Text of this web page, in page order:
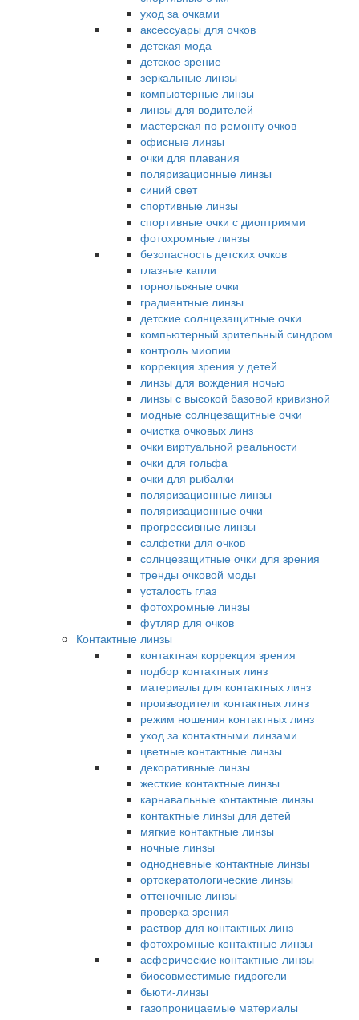
уход за очками
аксессуары для очков
детская мода
детское зрение
зеркальные линзы
компьютерные линзы
линзы для водителей
мастерская по ремонту очков
офисные линзы
очки для плавания
поляризационные линзы
синий свет
спортивные линзы
спортивные очки с диоптриями
фотохромные линзы
безопасность детских очков
глазные капли
горнолыжные очки
градиентные линзы
детские солнцезащитные очки
компьютерный зрительный синдром
контроль миопии
коррекция зрения у детей
линзы для вождения ночью
линзы с высокой базовой кривизной
модные солнцезащитные очки
очистка очковых линз
очки виртуальной реальности
очки для гольфа
очки для рыбалки
поляризационные линзы
поляризационные очки
прогрессивные линзы
салфетки для очков
солнцезащитные очки для зрения
тренды очковой моды
усталость глаз
фотохромные линзы
футляр для очков
Контактные линзы
контактная коррекция зрения
подбор контактных линз
материалы для контактных линз
производители контактных линз
режим ношения контактных линз
уход за контактными линзами
цветные контактные линзы
декоративные линзы
жесткие контактные линзы
карнавальные контактные линзы
контактные линзы для детей
мягкие контактные линзы
ночные линзы
однодневные контактные линзы
ортокератологические линзы
оттеночные линзы
проверка зрения
раствор для контактных линз
фотохромные контактные линзы
асферические контактные линзы
биосовместимые гидрогели
бьюти-линзы
газопроницаемые материалы